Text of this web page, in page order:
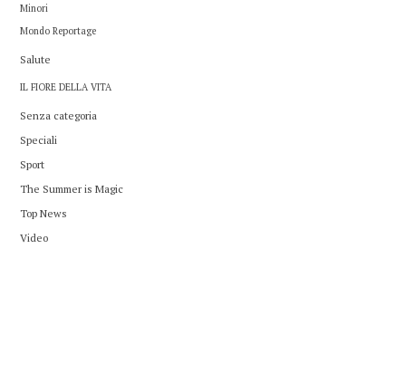
Minori
Mondo Reportage
Salute
IL FIORE DELLA VITA
Senza categoria
Speciali
Sport
The Summer is Magic
Top News
Video